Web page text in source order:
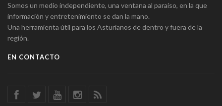
Somos un medio independiente, una ventana al paraíso, en la que
información y entretenimiento se dan la mano.
Una herramienta útil para los Asturianos de dentro y fuera de la
región.
EN CONTACTO